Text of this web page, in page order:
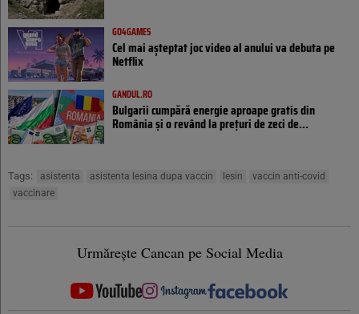
GO4GAMES
Cel mai așteptat joc video al anului va debuta pe
Netflix
GANDUL.RO
Bulgarii cumpără energie aproape gratis din
România și o revând la prețuri de zeci de...
Tags: asistenta asistenta lesina dupa vaccin lesin
vaccin anti-covid
vaccinare
Urmărește Cancan pe Social Media